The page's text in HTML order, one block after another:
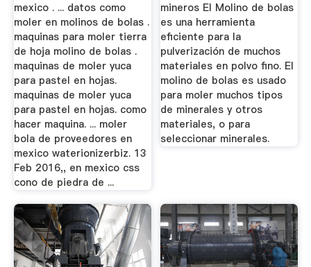
mexico . ... datos como
moler en molinos de bolas .
maquinas para moler tierra
de hoja molino de bolas .
maquinas de moler yuca
para pastel en hojas.
maquinas de moler yuca
para pastel en hojas. como
hacer maquina. ... moler
bola de proveedores en
mexico waterionizerbiz. 13
Feb 2016,, en mexico css
cono de piedra de ...
mineros El Molino de bolas
es una herramienta
eficiente para la
pulverización de muchos
materiales en polvo fino. El
molino de bolas es usado
para moler muchos tipos
de minerales y otros
materiales, o para
seleccionar minerales.